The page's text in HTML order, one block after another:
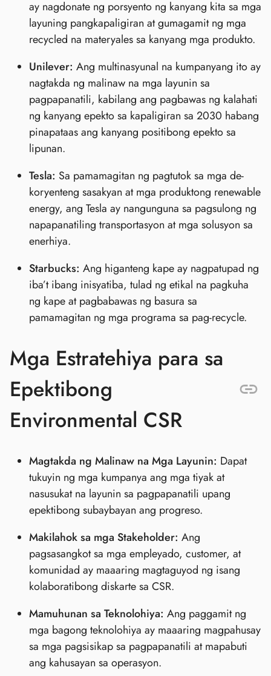
ay nagdonate ng porsyento ng kanyang kita sa mga
layuning pangkapaligiran at gumagamit ng mga
recycled na materyales sa kanyang mga produkto.
Unilever: Ang multinasyunal na kumpanyang ito ay
nagtakda ng malinaw na mga layunin sa
pagpapanatili, kabilang ang pagbawas ng kalahati
ng kanyang epekto sa kapaligiran sa 2030 habang
pinapataas ang kanyang positibong epekto sa
lipunan.
Tesla: Sa pamamagitan ng pagtutok sa mga de-
koryenteng sasakyan at mga produktong renewable
energy, ang Tesla ay nangunguna sa pagsulong ng
napapanatiling transportasyon at mga solusyon sa
enerhiya.
Starbucks: Ang higanteng kape ay nagpatupad ng
iba’t ibang inisyatiba, tulad ng etikal na pagkuha
ng kape at pagbabawas ng basura sa
pamamagitan ng mga programa sa pag-recycle.
Mga Estratehiya para sa
Epektibong
Environmental CSR
Magtakda ng Malinaw na Mga Layunin: Dapat
tukuyin ng mga kumpanya ang mga tiyak at
nasusukat na layunin sa pagpapanatili upang
epektibong subaybayan ang progreso.
Makilahok sa mga Stakeholder: Ang
pagsasangkot sa mga empleyado, customer, at
komunidad ay maaaring magtaguyod ng isang
kolaboratibong diskarte sa CSR.
Mamuhunan sa Teknolohiya: Ang paggamit ng
mga bagong teknolohiya ay maaaring magpahusay
sa mga pagsisikap sa pagpapanatili at mapabuti
ang kahusayan sa operasyon.